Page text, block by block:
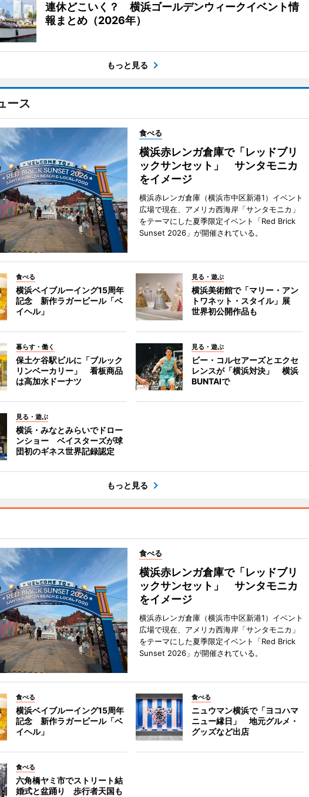
連休どこいく？ 横浜ゴールデンウィークイベント情
報まとめ（2026年）
もっと見る
ース
食べる
横浜赤レンガ倉庫で「レッドブリ
ックサンセット」 サンタモニカ
をイメージ
横浜赤レンガ倉庫（横浜市中区新港1）イベント
広場で現在、アメリカ西海岸「サンタモニカ」
をテーマにした夏季限定イベント「Red Brick
Sunset 2026」が開催されている。
食べる
横浜ベイブルーイング15周年
記念 新作ラガービール「ベ
イヘル」
見る・遊ぶ
横浜美術館で「マリー・アン
トワネット・スタイル」展
世界初公開作品も
暮らす・働く
保土ケ谷駅ビルに「ブルック
リンベーカリー」 看板商品
は高加水ドーナツ
見る・遊ぶ
ビー・コルセアーズとエクセ
レンスが「横浜対決」 横浜
BUNTAIで
見る・遊ぶ
横浜・みなとみらいでドロー
ンショー ベイスターズが球
団初のギネス世界記録認定
もっと見る
食べる
横浜赤レンガ倉庫で「レッドブリ
ックサンセット」 サンタモニカ
をイメージ
横浜赤レンガ倉庫（横浜市中区新港1）イベント
広場で現在、アメリカ西海岸「サンタモニカ」
をテーマにした夏季限定イベント「Red Brick
Sunset 2026」が開催されている。
食べる
横浜ベイブルーイング15周年
記念 新作ラガービール「ベ
イヘル」
食べる
ニュウマン横浜で「ヨコハマ
ニュー縁日」 地元グルメ・
グッズなど出店
食べる
六角橋ヤミ市でストリート結
婚式と盆踊り 歩行者天国も